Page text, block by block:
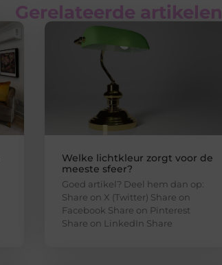
Gerelateerde artikelen
Welke lichtkleur zorgt voor de
meeste sfeer?
Goed artikel? Deel hem dan op:
Share on X (Twitter) Share on
Facebook Share on Pinterest
Share on LinkedIn Share